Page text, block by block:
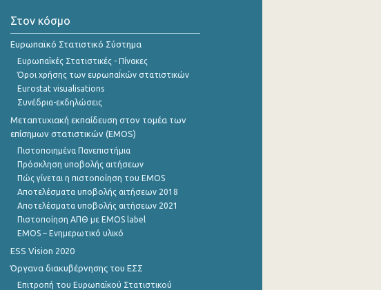
Στον κόσμο
Ευρωπαϊκό Στατιστικό Σύστημα
Ευρωπαϊκές Στατιστικές - Πίνακες
Όροι χρήσης των ευρωπαΪκών στατιστικών
Eurostat visualisations
Συνέδρια-εκδηλώσεις
Μεταπτυχιακή εκπαίδευση στον τομέα των
επίσημων στατιστικών (EMOS)
Πιστοποιημένα Πανεπιστήμια
Πρόσκληση υποβολής αιτήσεων
Πώς γίνεται η πιστοποίηση του EMOS
Αποτελέσματα υποβολής αιτήσεων 2018
Αποτελέσματα υποβολής αιτήσεων 2021
Πιστοποίηση ΑΠΘ με EMOS label
EMOS – Ενημερωτικό υλικό
ESS Vision 2020
Όργανα διακυβέρνησης του ΕΣΣ
Επιτροπή του Ευρωπαϊκού Στατιστικού